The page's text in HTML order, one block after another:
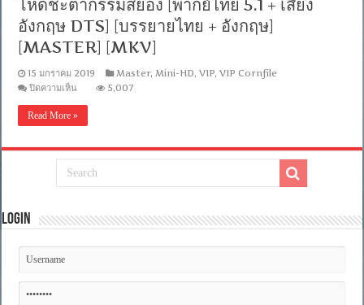
โหดชะตากรรมสยอง [พากย์ไทย 5.1 + เสียง
อังกฤษ DTS] [บรรยายไทย + อังกฤษ]
[MASTER] [MKV]
15 มกราคม 2019 Master, Mini-HD,VIP,VIP Cornfile
ปิดความเห็น
1080P]
Head
หัก
กรรม
สยอง
+
5,007
Read More »
Login